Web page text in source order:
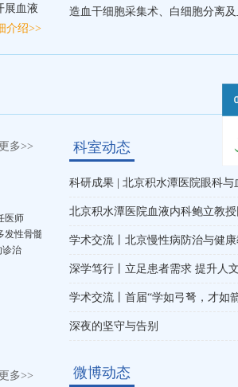
展血液
介绍>>
造血干细胞采集术、白细胞分离及
更多>>
髓瘤及淋巴瘤
详细介绍 >>
更多>>
科室动态
科研成果 | 北京积水潭医院眼科
北京积水潭医院血液内科鲍立教
学术交流丨北京慢性病防治与健
深学笃行丨立足患者需求 提升人
学术交流丨首届“学如弓弩，才如
深夜的坚守与告别
微博动态